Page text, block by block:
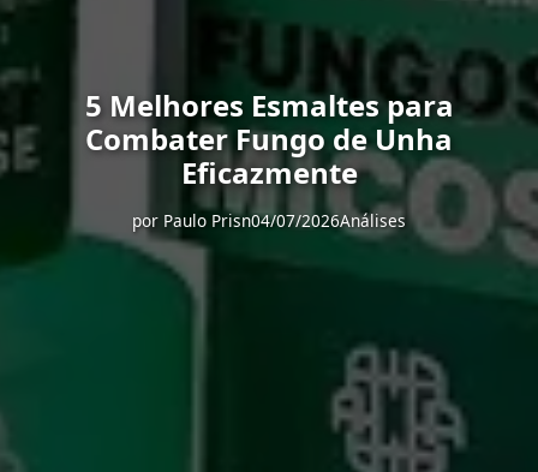
5 Melhores Esmaltes para
Combater Fungo de Unha
Eficazmente
por Paulo Prisn04/07/2026Análises